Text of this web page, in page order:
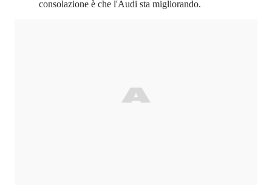
consolazione è che l'Audi sta migliorando.